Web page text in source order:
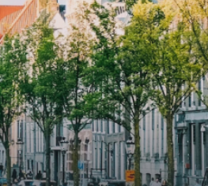
have climate control driven by a
thermal energy storage system.
Underfloor heating and cooling
contribute to a healthy indoor
environment. The atriums' seasonal
green walls provide natural summer
cooling, improved air quality and
acoustics, and are specially
designed to attract native birds and